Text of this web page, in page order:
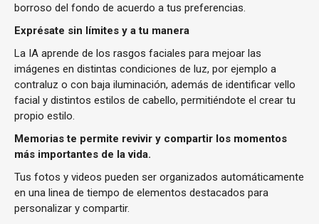
borroso del fondo de acuerdo a tus preferencias.
Exprésate sin límites y a tu manera
La IA aprende de los rasgos faciales para mejoar las
imágenes en distintas condiciones de luz, por ejemplo a
contraluz o con baja iluminación, además de identificar vello
facial y distintos estilos de cabello, permitiéndote el crear tu
propio estilo.
Memorias te permite revivir y compartir los momentos
más importantes de la vida.
Tus fotos y videos pueden ser organizados automáticamente
en una linea de tiempo de elementos destacados para
personalizar y compartir.